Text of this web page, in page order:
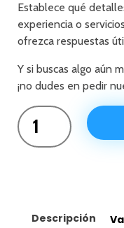
Establece qué
experiencia o
ofrezca respuestas
Y si buscas algo aún
¡no dudes en pedir
Descripción